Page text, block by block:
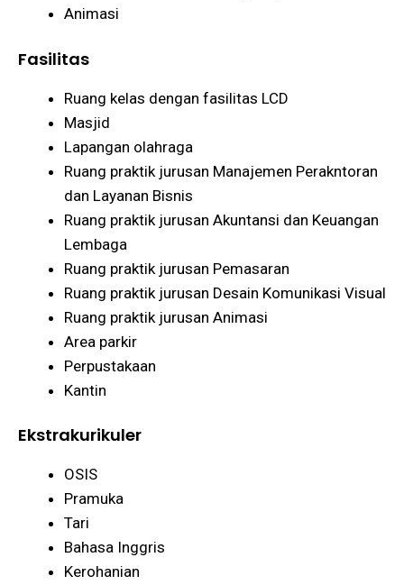
Animasi
Fasilitas
Ruang kelas dengan fasilitas LCD
Masjid
Lapangan olahraga
Ruang praktik jurusan Manajemen Perakntoran
dan Layanan Bisnis
Ruang praktik jurusan Akuntansi dan Keuangan
Lembaga
Ruang praktik jurusan Pemasaran
Ruang praktik jurusan Desain Komunikasi Visual
Ruang praktik jurusan Animasi
Area parkir
Perpustakaan
Kantin
Ekstrakurikuler
OSIS
Pramuka
Tari
Bahasa Inggris
Kerohanian